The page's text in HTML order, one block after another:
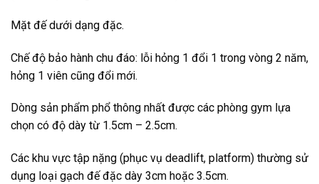
Mặt đế dưới dạng đặc.
Chế độ bảo hành chu đáo: lỗi hỏng 1 đổi 1 trong vòng 2 năm,
hỏng 1 viên cũng đổi mới.
Dòng sản phẩm phổ thông nhất được các phòng gym lựa
chọn có độ dày từ 1.5cm – 2.5cm.
Các khu vực tập nặng (phục vụ deadlift, platform) thường sử
dụng loại gạch đế đặc dày 3cm hoặc 3.5cm.